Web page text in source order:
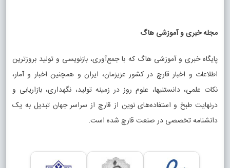
مجله خبری و آموزشی هاگ
پایگاه خبری و آموزشی هاگ که با جمع‌آوری، بازنویسی و تولید بروزترین
اطلاعات و اخبار قارچ در کشور عزیزمان، ایران و همچنین اخبار و آمار،
نکات علمی، دانستنیها، علوم روز در زمینه تولید، نگهداری، بازاریابی و
درنهایت طبخ و استفاده‌های نوین از قارچ از سراسر جهان تبدیل به یک
دانشنامه تخصصی در صنعت قارچ شده است.